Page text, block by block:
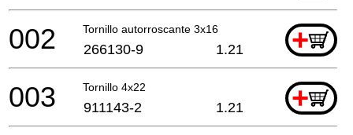
Tornillo autorroscante 3x16 +
002 266130-9 1.21
Tornillo 4x22 +
003 911143-2 1.21